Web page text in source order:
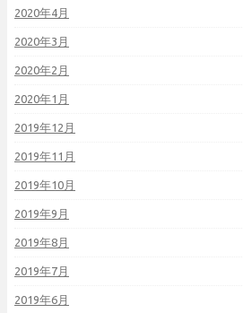
2020年4月
2020年3月
2020年2月
2020年1月
2019年12月
2019年11月
2019年10月
2019年9月
2019年8月
2019年7月
2019年6月